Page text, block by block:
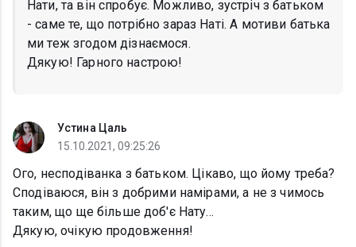
Нати, та він спробує. Можливо, зустріч з батьком
- саме те, що потрібно зараз Наті. А мотиви батька
ми теж згодом дізнаємося.
Дякую! Гарного настрою!
Устина Цаль
15.10.2021, 09:25:26
Ого, несподіванка з батьком. Цікаво, що йому треба?
Сподіваюся, він з добрими намірами, а не з чимось
таким, що ще більше доб'є Нату...
Дякую, очікую продовження!